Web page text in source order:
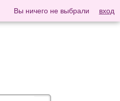
Вы ничего не выбрали вход